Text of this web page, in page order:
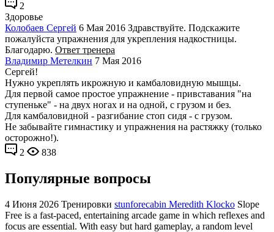
2
Здоровье
Колобаев Сергей 6 Мая 2016 Здравствуйте. Подскажите
пожалуйста упражнения для укрепления надкостницы.
Благодарю. Ответ тренера
Владимир Метелкин 7 Мая 2016
Сергей!
Нужно укреплять икрожную и камбаловидную мышцы.
Для первой самое простое упражнение - привставания "на
ступеньке" - на двух ногах и на одной, с грузом и без.
Для камбаловидной - разгибание стоп сидя - с грузом.
Не забывайте гимнастику и упражнения на растяжку (только
осторожно!).
2
838
Популярные вопросы
4 Июня 2026 Тренировки stunforecabin Meredith Klocko Slope
Free is a fast-paced, entertaining arcade game in which reflexes and
focus are essential. With easy but hard gameplay, a random level